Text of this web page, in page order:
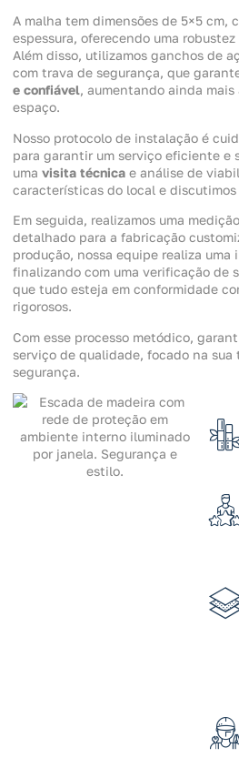
A malha tem dimensões de 5×5 cm,
espessura, oferecendo uma
Além disso, utilizamos ganchos de
com trava de segurança, que
e confiável, aumentando ainda mais
espaço.
Nosso protocolo de instalação é
para garantir um serviço eficiente e
uma visita técnica e análise de
características do local e discutimos
Em seguida, realizamos uma
detalhado para a fabricação
produção, nossa equipe realiza
finalizando com uma verificação de
que tudo esteja em conformidade
rigorosos.
Com esse processo metódico,
serviço de qualidade, focado na
segurança.